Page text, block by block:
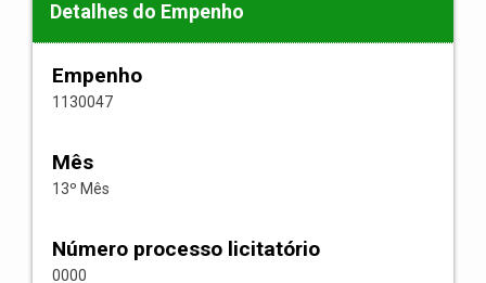
Detalhes do Empenho
Empenho
1130047
Mês
13º Mês
Número processo licitatório
0000